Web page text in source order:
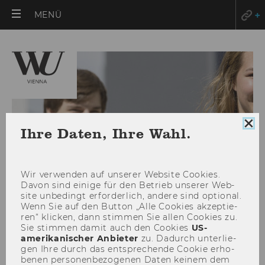
MENÜ
Tracing Factor
Ihre Daten, Ihre Wahl.
Wir ver­wen­den auf un­se­rer Web­site Coo­kies.
Davon sind ei­ni­ge für den Be­trieb un­se­rer Web­
site un­be­dingt er­for­der­lich, an­de­re sind op­tio­nal.
Wenn Sie auf den But­ton „Alle Coo­kies ak­zep­tie­
ren“ kli­cken, dann stim­men Sie allen Coo­kies zu.
Sie stim­men damit auch den Coo­kies US-​
amerikanischer An­bie­ter zu. Da­durch un­ter­lie­
gen Ihre durch das ent­spre­chen­de Coo­kie er­ho­
be­nen per­so­nen­be­zo­ge­nen Daten kei­nem dem